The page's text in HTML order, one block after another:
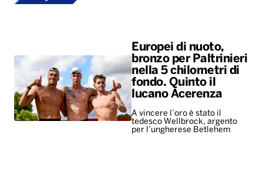
Europei di nuoto,
bronzo per Paltrinieri
nella 5 chilometri di
fondo. Quinto il
lucano Acerenza
A vincere l’oro è stato il
tedesco Wellbrock, argento
per l’ungherese Betlehem